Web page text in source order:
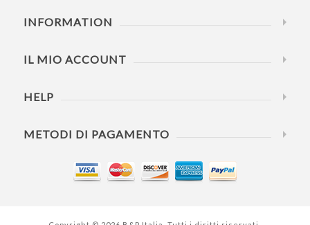
INFORMATION
IL MIO ACCOUNT
HELP
METODI DI PAGAMENTO